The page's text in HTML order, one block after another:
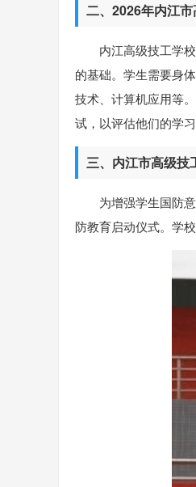
二、2026年内江
内江高级技工学
的基础。学生需要身
技术、计算机应用等
试，以评估他们的学
三、内江市高级技
为增强学生国防
防教育启动仪式。学